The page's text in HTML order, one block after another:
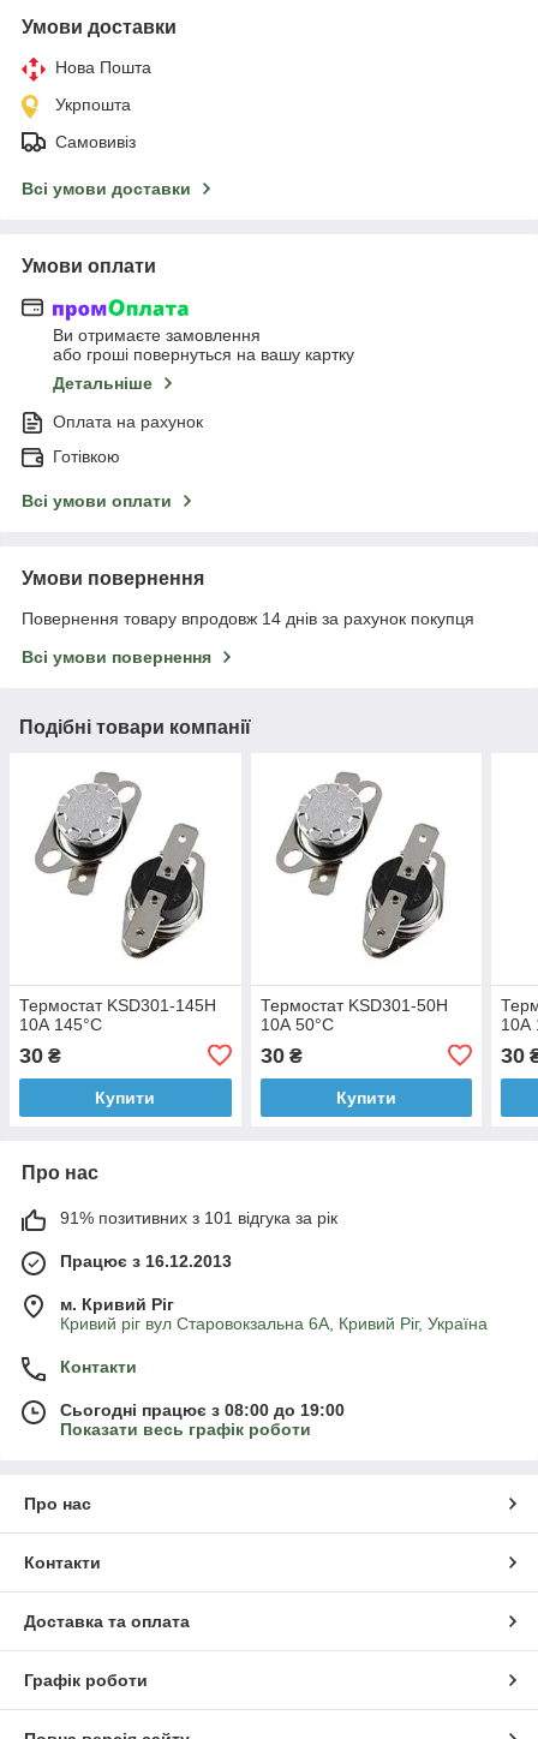
Умови доставки
Нова Пошта
Укрпошта
Самовивіз
Всі умови доставки
Умови оплати
Ви отримаєте замовлення
або гроші повернуться на вашу картку
Детальніше
Оплата на рахунок
Готівкою
Всі умови оплати
Умови повернення
Повернення товару впродовж 14 днів за рахунок покупця
Всі умови повернення
Подібні товари компанії
Термостат KSD301-145H
10А 145°C
30 ₴
Купити
Термостат KSD301-50H
10А 50°C
30₴
Купити
10А
30
Про нас
91% позитивних з 101 відгука за рік
Працює з 16.12.2013
м. Кривий Ріг
Кривий ріг вул Старовокзальна 6А, Кривий Ріг, Україна
Контакти
Сьогодні працює з 08:00 до 19:00
Показати весь графік роботи
Про нас
Контакти
Доставка та оплата
Графік роботи